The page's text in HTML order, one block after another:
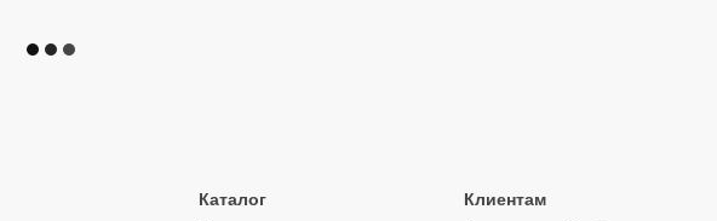
Каталог Клиентам